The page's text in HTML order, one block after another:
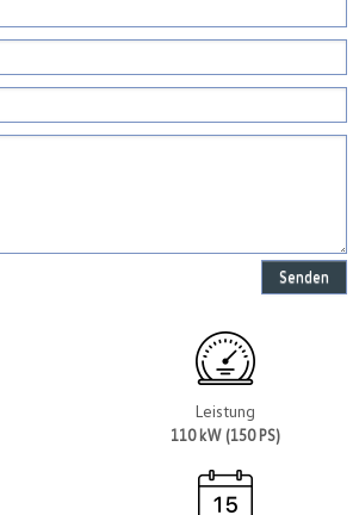
Senden
Leistung
110 kW (150 PS)